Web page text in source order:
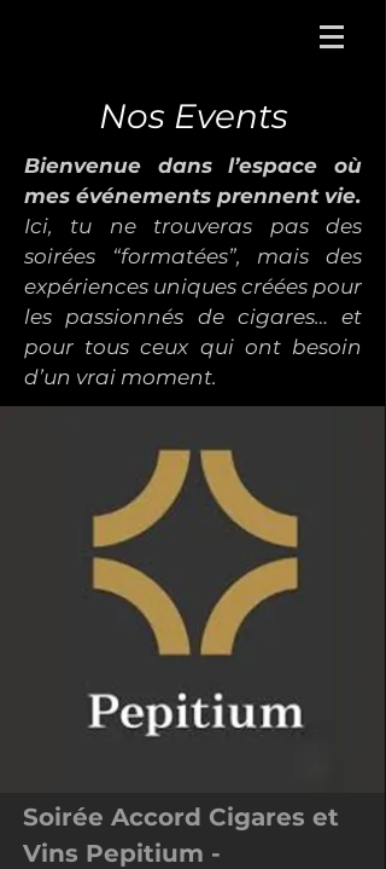
Nos Events
Bienvenue dans l’espace où
mes événements prennent vie.
Ici, tu ne trouveras pas des
soirées “formatées”, mais des
expériences uniques créées pour
les passionnés de cigares… et
pour tous ceux qui ont besoin
d’un vrai moment.
Soirée Accord Cigares et
Vins Pepitium -